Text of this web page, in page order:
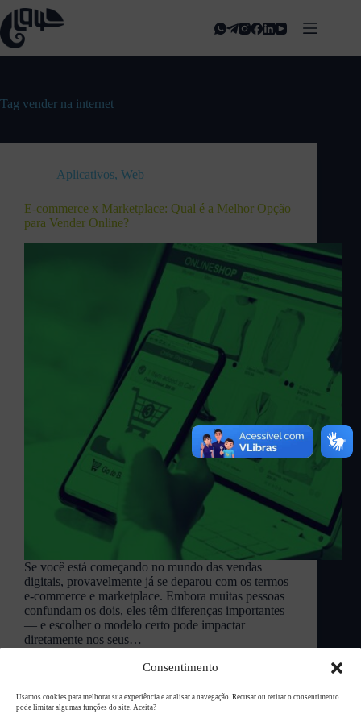
Consentimento
Usamos cookies para melhorar sua experiência e analisar a navegação. Recusar ou retirar o consentimento
pode limitar algumas funções do site. Aceita?
Tag vender na internet
Aplicativos, Web
E-commerce x Marketplace: Qual é a Melhor Opção
para Vender Online?
Se você está começando no mundo das vendas
digitais, provavelmente já se deparou com os termos
e-commerce e marketplace. Embora muitas pessoas
confundam os dois, eles têm diferenças importantes
— e escolher o modelo certo pode impactar
diretamente nos seus…